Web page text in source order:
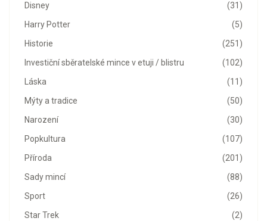
(31)
Disney
(5)
Harry Potter
(251)
Historie
(102)
Investiční sběratelské mince v etuji / blistru
(11)
Láska
(50)
Mýty a tradice
(30)
Narození
(107)
Popkultura
(201)
Příroda
(88)
Sady mincí
(26)
Sport
(2)
Star Trek